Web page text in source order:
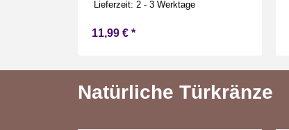
Lieferzeit: 2 - 3 Werktage
11,99 € *
Natürliche Türkränze